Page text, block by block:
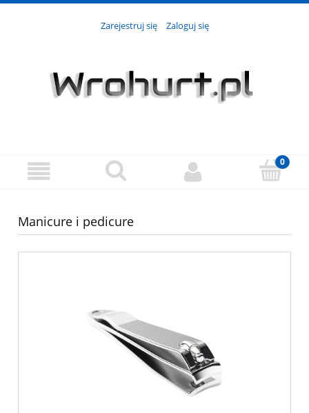
Zarejestruj się Zaloguj się
Manicure i pedicure